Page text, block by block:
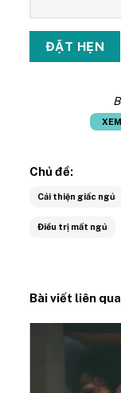
Chủ đề:
Cải thiện giấc ngủ
Điều trị mất ngủ
Bài viết liên